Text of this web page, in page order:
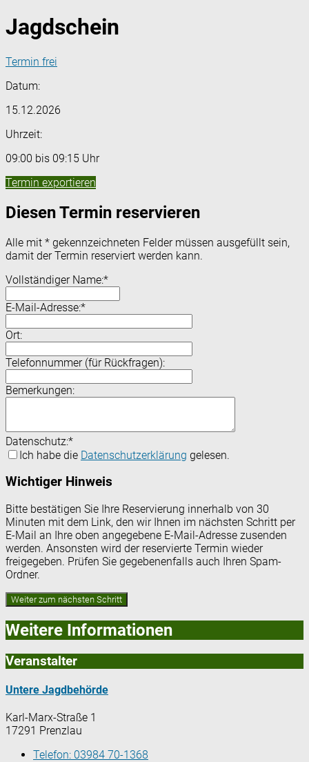
Jagdschein
Termin frei
Datum:
15.12.2026
Uhrzeit:
09:00 bis 09:15 Uhr
Termin exportieren
Diesen Termin reservieren
Alle mit * gekennzeichneten Felder müssen ausgefüllt sein,
damit der Termin reserviert werden kann.
Vollständiger Name:*
E-Mail-Adresse:*
Ort:
Telefonnummer (für Rückfragen):
Bemerkungen:
Datenschutz:*
Ich habe die Datenschutzerklärung gelesen.
Wichtiger Hinweis
Bitte bestätigen Sie Ihre Reservierung innerhalb von 30
Minuten mit dem Link, den wir Ihnen im nächsten Schritt per
E-Mail an Ihre oben angegebene E-Mail-Adresse zusenden
werden. Ansonsten wird der reservierte Termin wieder
freigegeben. Prüfen Sie gegebenenfalls auch Ihren Spam-
Ordner.
Weitere Informationen
Veranstalter
Untere Jagdbehörde
Karl-Marx-Straße 1
17291 Prenzlau
Telefon: 03984 70-1368